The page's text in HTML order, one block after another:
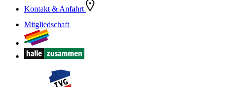
Kontakt & Anfahrt
Mitgliedschaft